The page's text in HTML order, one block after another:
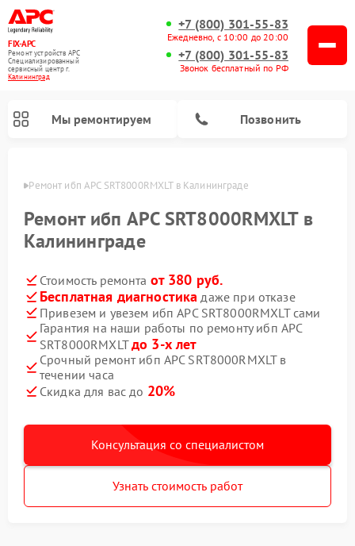
FIX-APC
Ремонт устройств APC
Специализированный
cервисный центр г.
Калининград
+7 (800) 301-55-83
Ежедневно, с 10:00 до 20:00
+7 (800) 301-55-83
Звонок бесплатный по РФ
Мы ремонтируем Позвонить
Ремонт ибп APC SRT8000RMXLT в Калининграде
Ремонт ибп APC SRT8000RMXLT в
Калининграде
Стоимость ремонта от 380 руб.
Бесплатная диагностика даже при отказе
Привезем и увезем ибп APC SRT8000RMXLT сами
Гарантия на наши работы по ремонту ибп APC
SRT8000RMXLTдо 3-х лет
Срочный ремонт ибп APC SRT8000RMXLT в
течении часа
Скидка для вас до 20%
Консультация со специалистом
Узнать стоимость работ